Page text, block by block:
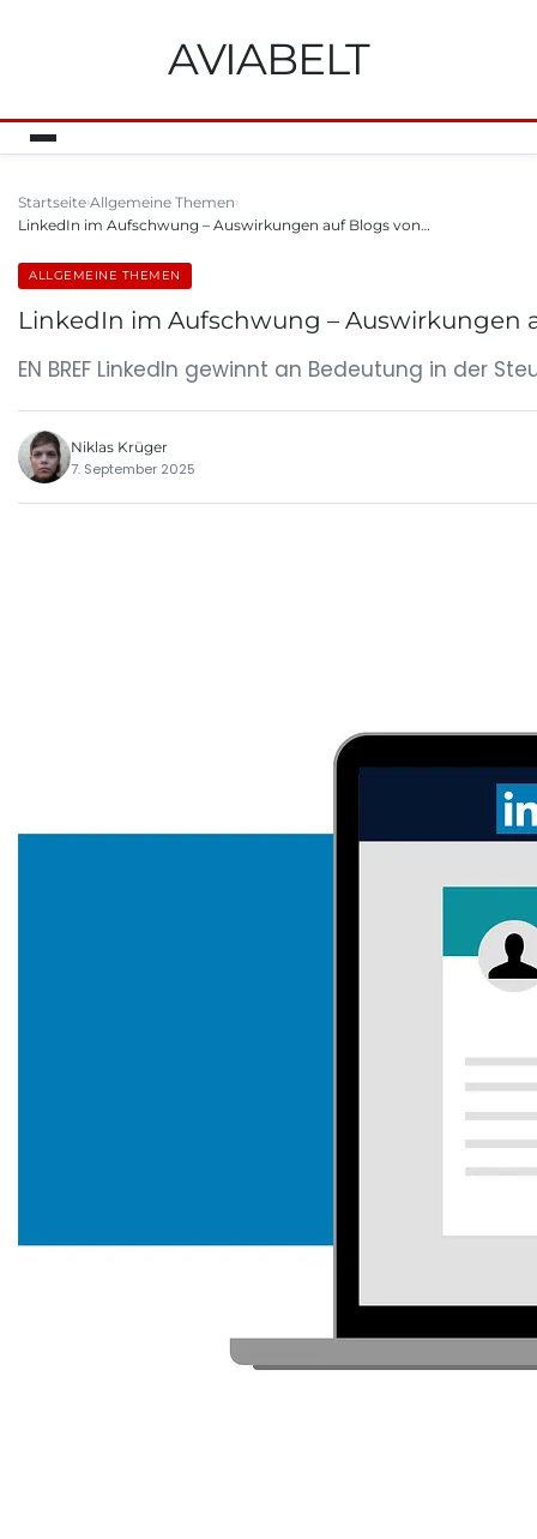
AVIABELT
Startseite Allgemeine Themen
LinkedIn im Aufschwung – Auswirkungen auf Blogs von…
ALLGEMEINE THEMEN
LinkedIn im Aufschwung – Auswirkungen
EN BREF LinkedIn gewinnt an Bedeutung in der
Niklas Krüger
7. September 2025